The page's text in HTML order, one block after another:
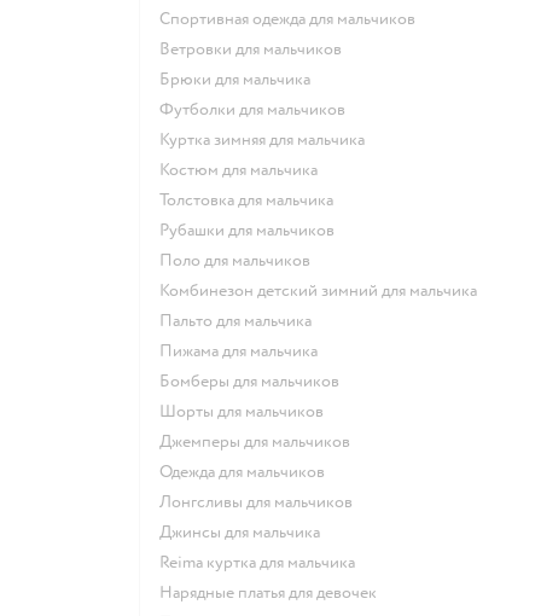
Спортивная одежда для мальчиков
Ветровки для мальчиков
Брюки для мальчика
Футболки для мальчиков
Куртка зимняя для мальчика
Костюм для мальчика
Толстовка для мальчика
Рубашки для мальчиков
Поло для мальчиков
Комбинезон детский зимний для мальчика
Пальто для мальчика
Пижама для мальчика
Бомберы для мальчиков
Шорты для мальчиков
Джемперы для мальчиков
Одежда для мальчиков
Лонгсливы для мальчиков
Джинсы для мальчика
Reima куртка для мальчика
Нарядные платья для девочек